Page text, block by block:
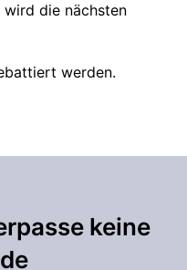
die nächsten
werden.
seit dem gestrigen
keine